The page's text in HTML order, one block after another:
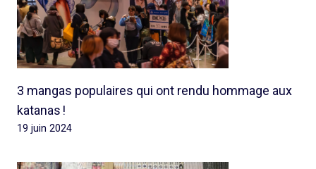
3 mangas populaires qui ont rendu hommage aux
katanas !
19 juin 2024